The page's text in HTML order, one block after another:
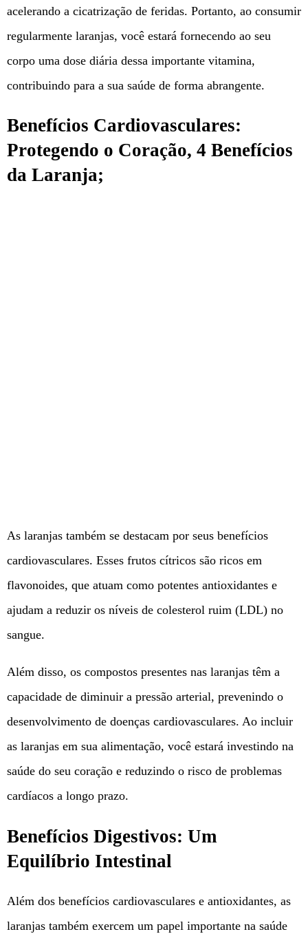
acelerando a cicatrização de feridas. Portanto, ao consumir
regularmente laranjas, você estará fornecendo ao seu
corpo uma dose diária dessa importante vitamina,
contribuindo para a sua saúde de forma abrangente.
Benefícios Cardiovasculares:
Protegendo o Coração, 4 Benefícios
da Laranja;
As laranjas também se destacam por seus benefícios
cardiovasculares. Esses frutos cítricos são ricos em
flavonoides, que atuam como potentes antioxidantes e
ajudam a reduzir os níveis de colesterol ruim (LDL) no
sangue.
Além disso, os compostos presentes nas laranjas têm a
capacidade de diminuir a pressão arterial, prevenindo o
desenvolvimento de doenças cardiovasculares. Ao incluir
as laranjas em sua alimentação, você estará investindo na
saúde do seu coração e reduzindo o risco de problemas
cardíacos a longo prazo.
Benefícios Digestivos: Um
Equilíbrio Intestinal
Além dos benefícios cardiovasculares e antioxidantes, as
laranjas também exercem um papel importante na saúde